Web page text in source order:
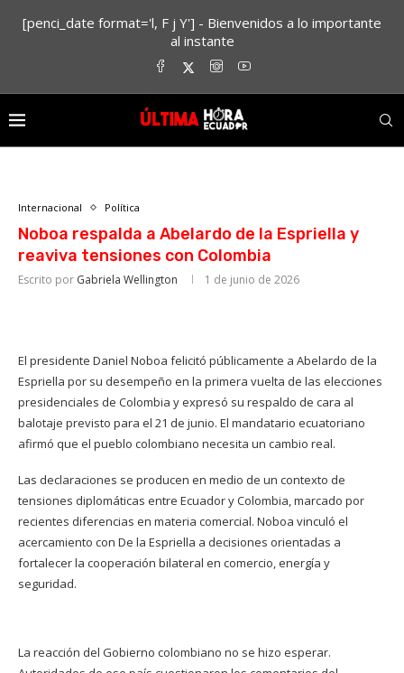
[penci_date format='l, F j Y'] - Bienvenidos a lo importante
al instante
Internacional Política
Noboa respalda a Abelardo de la Espriella y
reaviva tensiones con Colombia
Escrito por Gabriela Wellington 1 de junio de 2026
El presidente Daniel Noboa felicitó públicamente a Abelardo de la
Espriella por su desempeño en la primera vuelta de las elecciones
presidenciales de Colombia y expresó su respaldo de cara al
balotaje previsto para el 21 de junio. El mandatario ecuatoriano
afirmó que el pueblo colombiano necesita un cambio real.
Las declaraciones se producen en medio de un contexto de
tensiones diplomáticas entre Ecuador y Colombia, marcado por
recientes diferencias en materia comercial. Noboa vinculó el
acercamiento con De la Espriella a decisiones orientadas a
fortalecer la cooperación bilateral en comercio, energía y
seguridad.
La reacción del Gobierno colombiano no se hizo esperar.